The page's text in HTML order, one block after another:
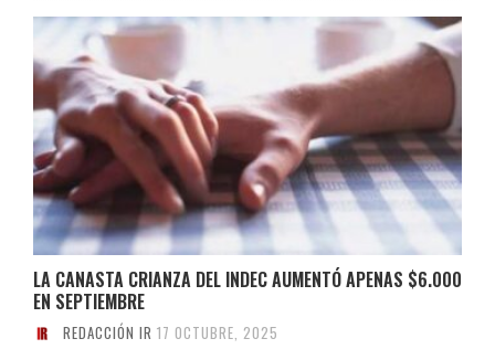
LA CANASTA CRIANZA DEL INDEC AUMENTÓ APENAS $6.000
EN SEPTIEMBRE
REDACCIÓN IR 17 OCTUBRE, 2025